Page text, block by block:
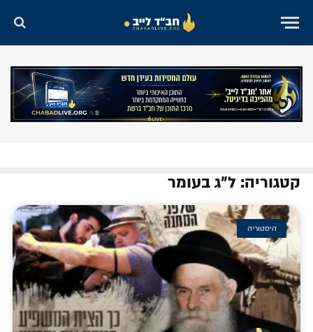
קטגוריה: ל"ג בעומר
היסטוריה